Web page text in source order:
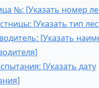
№: [Указать номер
[Указать тип
[Указать
[Указать дату